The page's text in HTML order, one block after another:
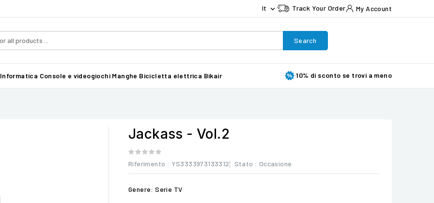
It  Track Your Order My Account
Search
Informatica Console e videogiochi Manghe Bicicletta elettrica Bikair 10% di sconto se trovi a meno
Jackass - Vol.2
Riferimento : YS3333973133312 Stato : Occasione
Genere: Serie TV